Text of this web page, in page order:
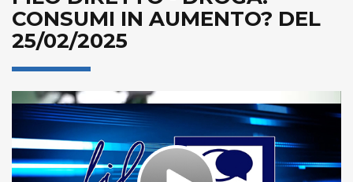
CONSUMI IN AUMENTO? DEL
25/02/2025